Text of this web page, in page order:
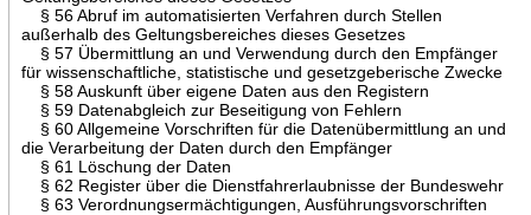
§ 56 Abruf im automatisierten Verfahren durch Stellen
außerhalb des Geltungsbereiches dieses Gesetzes
§ 57 Übermittlung an und Verwendung durch den Empfänger
für wissenschaftliche, statistische und gesetzgeberische Zwecke
§ 58 Auskunft über eigene Daten aus den Registern
§ 59 Datenabgleich zur Beseitigung von Fehlern
§ 60 Allgemeine Vorschriften für die Datenübermittlung an und
die Verarbeitung der Daten durch den Empfänger
§ 61 Löschung der Daten
§ 62 Register über die Dienstfahrerlaubnisse der Bundeswehr
§ 63 Verordnungsermächtigungen, Ausführungsvorschriften